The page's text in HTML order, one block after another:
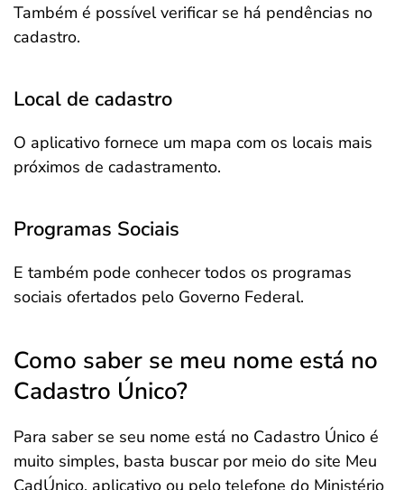
Também é possível verificar se há pendências no
cadastro.
Local de cadastro
O aplicativo fornece um mapa com os locais mais
próximos de cadastramento.
Programas Sociais
E também pode conhecer todos os programas
sociais ofertados pelo Governo Federal.
Como saber se meu nome está no
Cadastro Único?
Para saber se seu nome está no Cadastro Único é
muito simples, basta buscar por meio do site Meu
CadÚnico, aplicativo ou pelo telefone do Ministério